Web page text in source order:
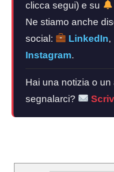
clicca segui) e su
Ne stiamo anche
social:
LinkedIn,
Instagram.
Hai una notizia o
segnalarci?